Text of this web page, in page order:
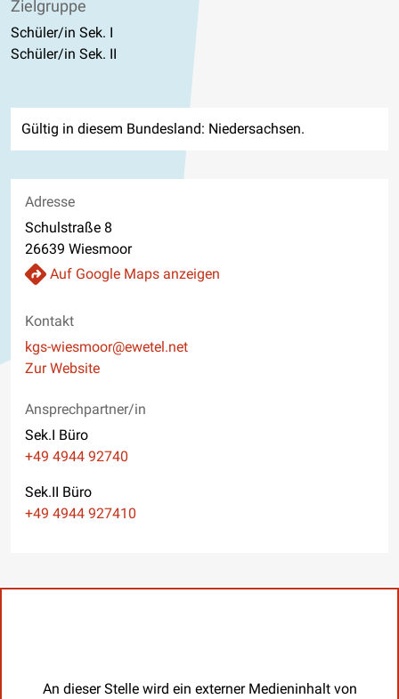
Zielgruppe
Schüler/in Sek. I
Schüler/in Sek. II
Gültig in diesem Bundesland: Niedersachsen.
Adresse
Schulstraße 8
26639 Wiesmoor
Auf Google Maps anzeigen
Kontakt
E-Mail
kgs-wiesmoor@ewetel.net
Website
Zur Website
Ansprechpartner/in
Sek.I Büro
Telefon
+49 4944 92740
Sek.II Büro
Telefon
+49 4944 927410
An dieser Stelle wird ein externer Medieninhalt von